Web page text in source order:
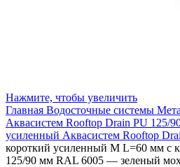
Нажмите, чтобы увеличить
Главная Водосточные системы
Аквасистем Rooftop Drain PU 125/
усиленный Аквасистем Rooftop
короткий усиленный M L=60 мм с
125/90 мм RAL 6005 — зеленый